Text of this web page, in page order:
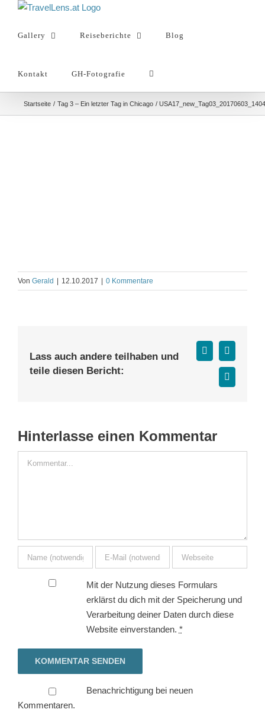
springenGallery Reiseberichte Blog
Kontakt GH-Fotografie
Startseite Tag 3 – Ein letzter Tag in Chicago
Von Gerald 12.10.2017 0 Kommentare
Lass auch andere teilhaben und
teile diesen Bericht:
Facebook
X
E-
Mail
Hinterlasse einen Kommentar
Kommentar
Mit der Nutzung dieses Formulars
erklärst du dich mit der Speicherung und
Verarbeitung deiner Daten durch diese
Website einverstanden. *
Benachrichtigung bei neuen
Kommentaren.